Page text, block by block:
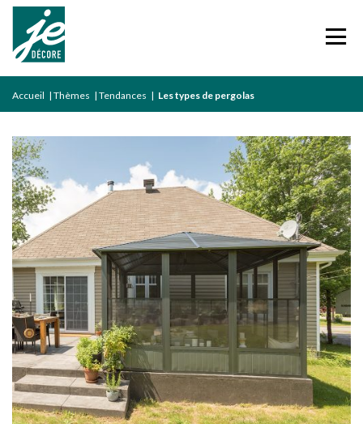
Accueil | Thèmes | Tendances | Les types de pergolas